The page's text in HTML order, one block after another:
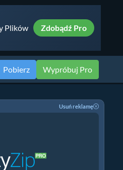
Plików Zdobądź Pro
Pobierz Wypróbuj Pro
Usuń reklamę